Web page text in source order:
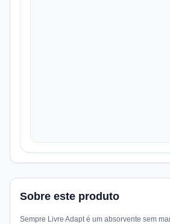
Sobre este produto
Sempre Livre Adapt é um absorvente sem